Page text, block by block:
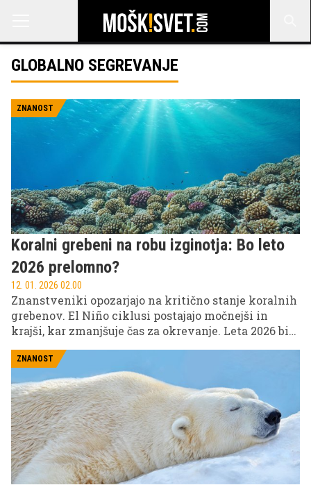
GLOBALNO SEGREVANJE
ZNANOST
Koralni grebeni na robu izginotja: Bo leto
2026 prelomno?
12. 01. 2026 02.00
Znanstveniki opozarjajo na kritično stanje koralnih
grebenov. El Niño ciklusi postajajo močnejši in
krajši, kar zmanjšuje čas za okrevanje. Leta 2026 bi
ZNANOST